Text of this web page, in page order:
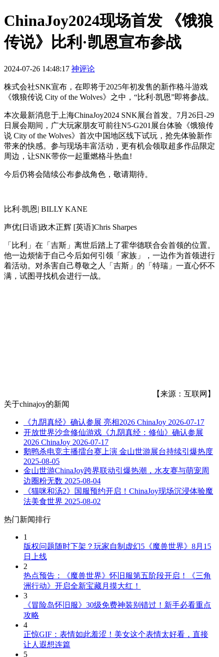
ChinaJoy2024现场首发 《饿狼
传说》比利·凯恩宣布参战
2024-07-26 14:48:17 神评论
株式会社SNK宣布，在即将于2025年初发售的新作格斗游戏
《饿狼传说 City of the Wolves》之中，“比利·凯恩”即将参战。
本次最新消息于上海ChinaJoy2024 SNK展台首发。7月26日-29
日展会期间，广大玩家朋友可前往N5-G201展台体验《饿狼传
说 City of the Wolves》首次中国地区线下试玩，抢先体验新作
带来的快感。参与现场丰富活动，更有机会领取超多作品限定
周边，让SNK带你一起重燃格斗热血!
今后仍将会陆续公布参战角色，敬请期待。
比利·凯恩| BILLY KANE
声优[日语]政木正辉 [英语]Chris Sharpes
「比利」在「吉斯」离世后踏上了霍华德联合会首领的位置。
他一边烦恼于自己今后如何引领「家族」，一边作为首领进行
着活动。对杀害自己尊敬之人「吉斯」的「特瑞」一直心怀不
满，试图寻找机会进行一战。
【来源：互联网】
关于chinajoy的新闻
《九阴真经》确认参展 亮相2026 ChinaJoy 2026-07-17
开放世界沙盒修仙游戏《九阴真经：修仙》确认参展
2026 ChinaJoy 2026-07-17
鹅鸭杀电竞主播擂台赛上演 金山世游展台持续引爆热度
2025-08-05
金山世游ChinaJoy跨界联动引爆热潮，水友赛与萌宠周
边圈粉无数 2025-08-04
《猫咪和汤2》国服预约开启！ChinaJoy现场沉浸体验魔
法美食世界 2025-08-02
热门新闻排行
1
版权问题随时下架？玩家自制虚幻5《魔兽世界》8月15
日上线
2
热点预告：《魔兽世界》怀旧服第五阶段开启！《三角
洲行动》开启全新宝藏月摸大红！
3
《冒险岛怀旧服》30级免费神装别错过！新手必看重点
攻略
4
正惊GIF：表情如此羞涩！美女这个表情太好看，直接
让人遐想连篇
5